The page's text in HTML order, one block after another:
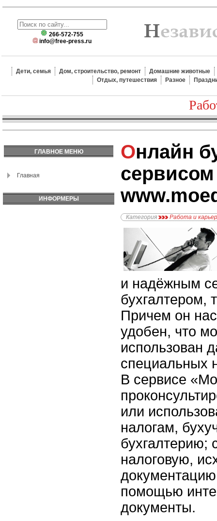
266-572-755
info@free-press.ru
Дети, семья Дом, строительство, ремонт
Домашние животные
Отдых, путешествия
Разное
ГЛАВНОЕ МЕНЮ
Главная
ИНФОРМЕРЫ
Онлайн бухгалтерия с
сервисом
Категория Работа и
и надёжным
бухгалтером,
Причем он
удобен, что
использован
специальных
В сервисе
или
налогам,
бухгалтерию;
налоговую,
помощью
документы.